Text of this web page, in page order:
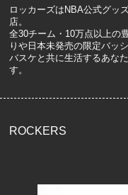
ロッカーズはNBA公式グッ
店。
全30チーム・10万点以上の
りや日本未発売の限定バッ
バスケと共に生活するあな
す。
ROCKERS
配送・送料について